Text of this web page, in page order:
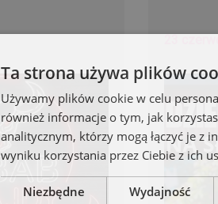
Ta strona używa plików
Używamy plików cookie w celu
również informacje o tym, jak
analitycznym, którzy mogą łączyć je z
wyniku korzystania przez Ciebie z ich
Niezbędne Wydajność